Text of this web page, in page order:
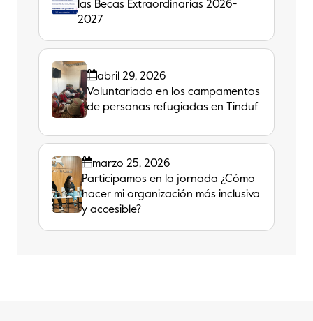
las Becas Extraordinarias 2026-
2027
abril 29, 2026
Voluntariado en los campamentos
de personas refugiadas en Tinduf
marzo 25, 2026
Participamos en la jornada ¿Cómo
hacer mi organización más inclusiva
y accesible?